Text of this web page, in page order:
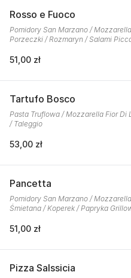
Rosso e Fuoco
Pomidory San Marzano /
Porzeczki / Rozmaryn / Salami
51,00 zł
Tartufo Bosco
Pasta Truflowa / Mozzarella Fior
/ Taleggio
53,00 zł
Pancetta
Pomidory San Marzano /
Śmietana / Koperek / Papryka
51,00 zł
Pizza Salssicia